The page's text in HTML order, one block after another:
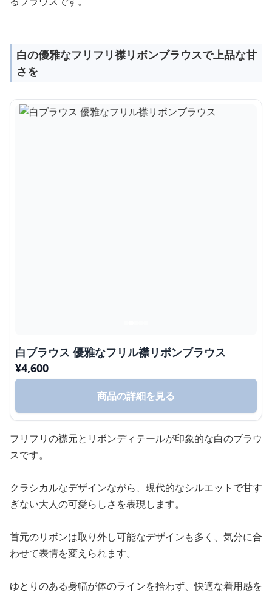
白の優雅なフリフリ襟リボンブラウスで上品な甘
さを
白ブラウス 優雅なフリル襟リボンブラウス
¥4,600
商品の詳細を見る
フリフリの襟元とリボンディテールが印象的な白のブラウ
スです。
クラシカルなデザインながら、現代的なシルエットで甘す
ぎない大人の可愛らしさを表現します。
首元のリボンは取り外し可能なデザインも多く、気分に合
わせて表情を変えられます。
ゆとりのある身幅が体のラインを拾わず、快適な着用感を